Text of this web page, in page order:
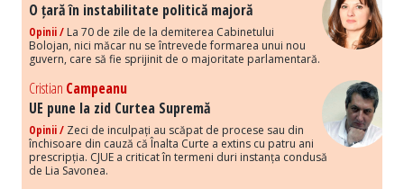
O țară în instabilitate politică majoră
Opinii / La 70 de zile de la demiterea Cabinetului
Bolojan, nici măcar nu se întrevede formarea unui nou
guvern, care să fie sprijinit de o majoritate parlamentară.
Cristian Campeanu
UE pune la zid Curtea Supremă
Opinii / Zeci de inculpați au scăpat de procese sau din
închisoare din cauză că Înalta Curte a extins cu patru ani
prescripția. CJUE a criticat în termeni duri instanța condusă
de Lia Savonea.